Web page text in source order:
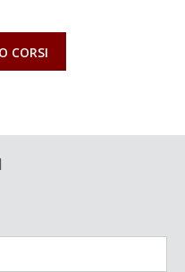
CORSI